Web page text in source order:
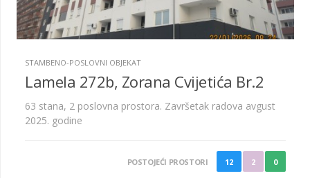
STAMBENO-POSLOVNI OBJEKAT
Lamela 272b, Zorana Cvijetića Br.2
63 stana, 2 poslovna prostora. Završetak radova avgust
2025. godine
POSTOJEĆI PROSTORI 12 2 0